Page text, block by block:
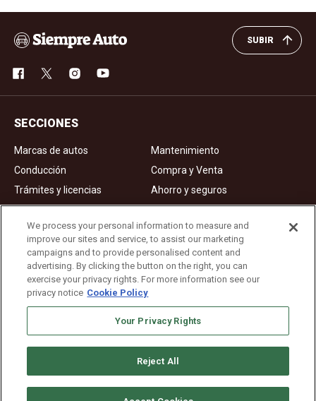
SUBIR
SECCIONES
Marcas de autos
Mantenimiento
Conducción
Compra y Venta
Trámites y licencias
Ahorro y seguros
Noticias
Videos de autos
Ad Choices
About Us
Editorial Guidelines
We process your personal information to measure and
improve our sites and service, to assist our marketing
campaigns and to provide personalised content and
advertising. By clicking the button on the right, you can
exercise your privacy rights. For more information see our
privacy notice Cookie Policy
Your Privacy Rights
Reject All